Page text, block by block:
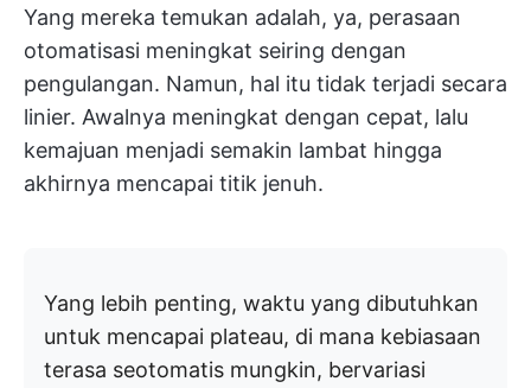
Yang mereka temukan adalah, ya, perasaan
otomatisasi meningkat seiring dengan
pengulangan. Namun, hal itu tidak terjadi secara
linier. Awalnya meningkat dengan cepat, lalu
kemajuan menjadi semakin lambat hingga
akhirnya mencapai titik jenuh.
Yang lebih penting, waktu yang dibutuhkan
untuk mencapai plateau, di mana kebiasaan
terasa seotomatis mungkin, bervariasi